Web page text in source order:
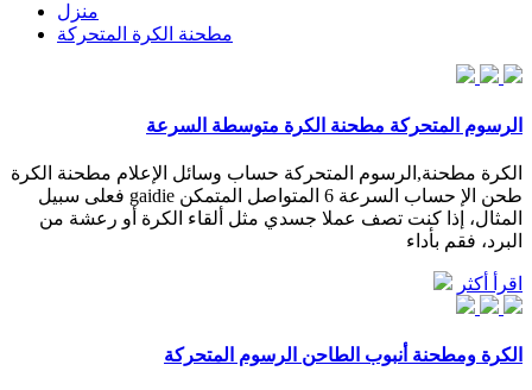
منزل
مطحنة الكرة المتحركة
الرسوم المتحركة مطحنة الكرة متوسطة السرعة
الكرة مطحنة,الرسوم المتحركة حساب وسائل الإعلام مطحنة الكرة
طحن الإ حساب السرعة 6 المتواصل المتمكن gaidie فعلى سبيل
المثال، إذا كنت تصف عملا جسدي مثل ألقاء الكرة أو رعشة من
البرد، فقم بأداء
اقرأ أكثر
الكرة ومطحنة أنبوب الطاحن الرسوم المتحركة